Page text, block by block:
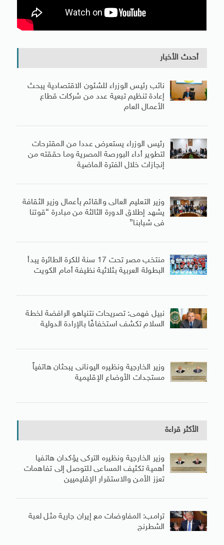
أحدث الأخبار
نائب رئيس الوزراء للشئون الاقتصادية يبحث
إعادة تنظيم تبعية عدد من شركات قطاع
الأعمال العام
رئيس الوزراء يستعرض عددا من المقترحات
لتطوير أداء البورصة المصرية وما حققته من
إنجازات خلال الفترة الماضية
وزير التعليم العالى والقائم بأعمال وزير الثقافة
يشهد إطلاق الدورة الثالثة من مبادرة “قوتنا
فى شبابنا”
منتخب مصر تحت 17 سنة للكرة الطائرة يبدأ
البطولة العربية بثلاثية نظيفة أمام الكويت
نبيل فهمى: تصريحات نتنياهو الرافضة لخطة
السلام تكشف استخفافًا بالإرادة الدولية
وزير الخارجية ونظيره اليونانى يبحثان هاتفياً
مستجدات الأوضاع الإقليمية
الأكثر قراءة
وزير الخارجية ونظيره التركى يؤكدان هاتفيا
أهمية تكثيف المساعى للتوصل إلى تفاهمات
تعزز الأمن والاستقرار الإقليميين
ترامب: المفاوضات مع إيران جارية مثل لعبة
الشطرنج